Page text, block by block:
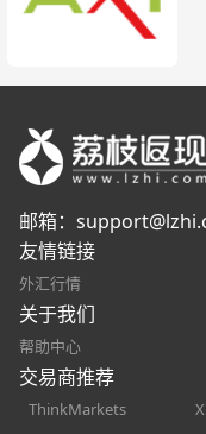
邮箱：
友情链接
外汇行情
关于我们
帮助中心
交易商推荐
ThinkMarkets